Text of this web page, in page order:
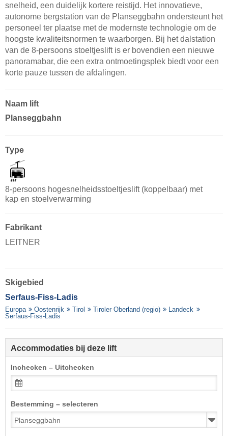
snelheid, een duidelijk kortere reistijd. Het innovatieve,
autonome bergstation van de Planseggbahn ondersteunt het
personeel ter plaatse met de modernste technologie om de
hoogste kwaliteitsnormen te waarborgen. Bij het dalstation
van de 8-persoons stoeltjeslift is er bovendien een nieuwe
panoramabar, die een extra ontmoetingsplek biedt voor een
korte pauze tussen de afdalingen.
Naam lift
Planseggbahn
Type
8-persoons hogesnelheidsstoeltjeslift (koppelbaar) met
kap en stoelverwarming
Fabrikant
LEITNER
Skigebied
Serfaus-Fiss-Ladis
Europa Oostenrijk Tirol Tiroler Oberland (regio)
Landeck
Serfaus-Fiss-Ladis
Accommodaties bij deze lift
Inchecken – Uitchecken
Bestemming – selecteren